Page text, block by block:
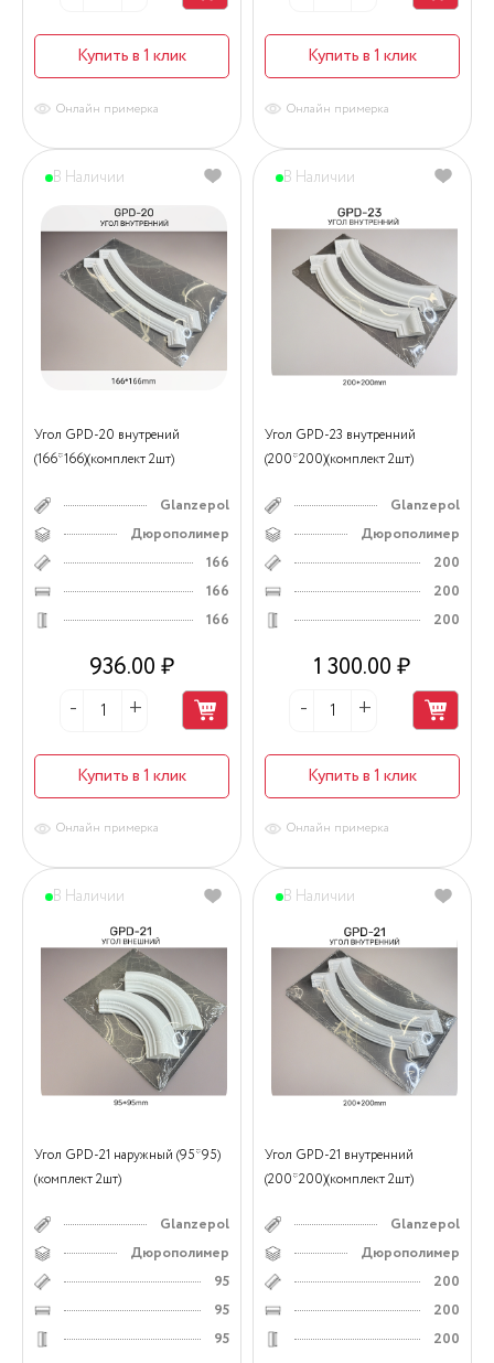
Купить в 1 клик
Онлайн примерка
Купить в 1 клик
Онлайн примерка
Угол GPD-20 внутрений
(166*166)(комплект 2шт)
Glanzepol
Дюрополимер
166
166
166
936.00 ₽
Купить в 1 клик
В Наличии
Онлайн примерка
Угол GPD-23 внутренний
(200*200)(комплект 2шт)
Glanzepol
Дюрополимер
200
200
200
1 300.00 ₽
Купить в 1 клик
В Наличии
Онлайн примерка
Угол GPD-21 наружный (95*95)
(комплект 2шт)
Glanzepol
Дюрополимер
95
95
95
В Наличии
Угол GPD-21 внутренний
(200*200)(комплект 2шт)
Glanzepol
Дюрополимер
200
200
200
В Наличии